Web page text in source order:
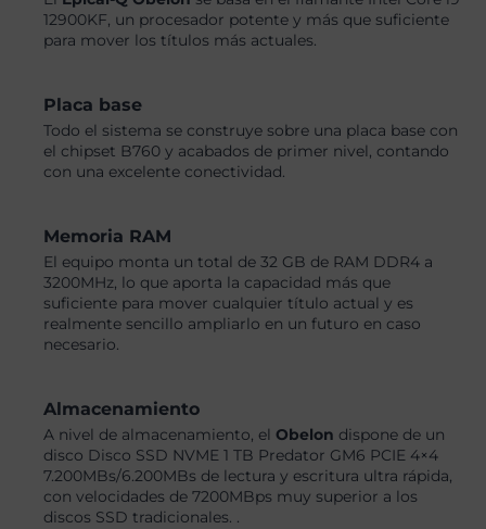
12900KF, un procesador potente y más que suficiente
para mover los títulos más actuales.
Placa base
Todo el sistema se construye sobre una placa base con
el chipset B760 y acabados de primer nivel, contando
con una excelente conectividad.
Memoria RAM
El equipo monta un total de 32 GB de RAM DDR4 a
3200MHz, lo que aporta la capacidad más que
suficiente para mover cualquier título actual y es
realmente sencillo ampliarlo en un futuro en caso
necesario.
Almacenamiento
A nivel de almacenamiento, elObelon dispone de un
disco Disco SSD NVME 1 TB Predator GM6 PCIE 4×4
7.200MBs/6.200MBs de lectura y escritura ultra rápida,
con velocidades de 7200MBps muy superior a los
discos SSD tradicionales. .